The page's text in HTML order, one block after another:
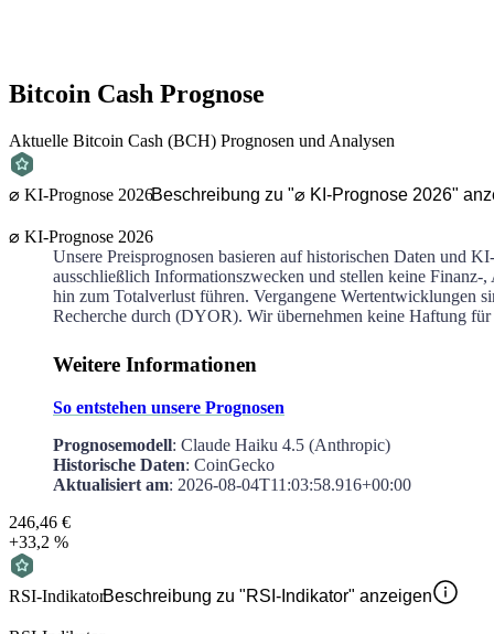
Bitcoin Cash Prognose
Aktuelle Bitcoin Cash (BCH) Prognosen und Analysen
⌀ KI-Prognose 2026Beschreibung zu "⌀ KI-Prognose 2026"
⌀ KI-Prognose 2026
Unsere Preisprognosen basieren auf historischen Daten und
ausschließlich Informationszwecken und stellen keine
hin zum Totalverlust führen. Vergangene Wertentwicklungen
Recherche durch (DYOR). Wir übernehmen keine Haftung
Weitere Informationen
So entstehen unsere Prognosen
Prognosemodell: Claude Haiku 4.5 (Anthropic)
Historische Daten: CoinGecko
Aktualisiert am: 2026-08-04T11:03:58.916+00:00
246,46 €
+33,2 %
RSI-IndikatorBeschreibung zu "RSI-Indikator" anzeigen